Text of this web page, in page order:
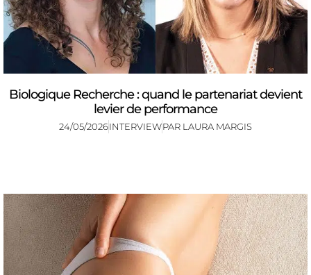
Biologique Recherche : quand le partenariat devient
levier de performance
24/05/2026INTERVIEWPAR LAURA MARGIS